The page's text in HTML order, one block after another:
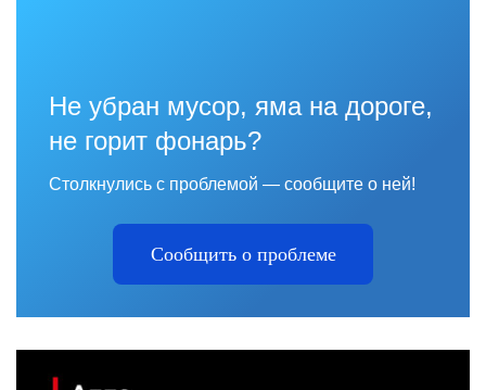
Не убран мусор, яма на дороге,
не горит фонарь?
Столкнулись с проблемой — сообщите о ней!
Сообщить о проблеме